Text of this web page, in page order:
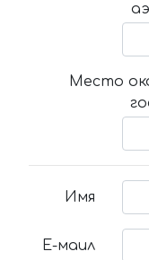
Место
Имя
Е-маил